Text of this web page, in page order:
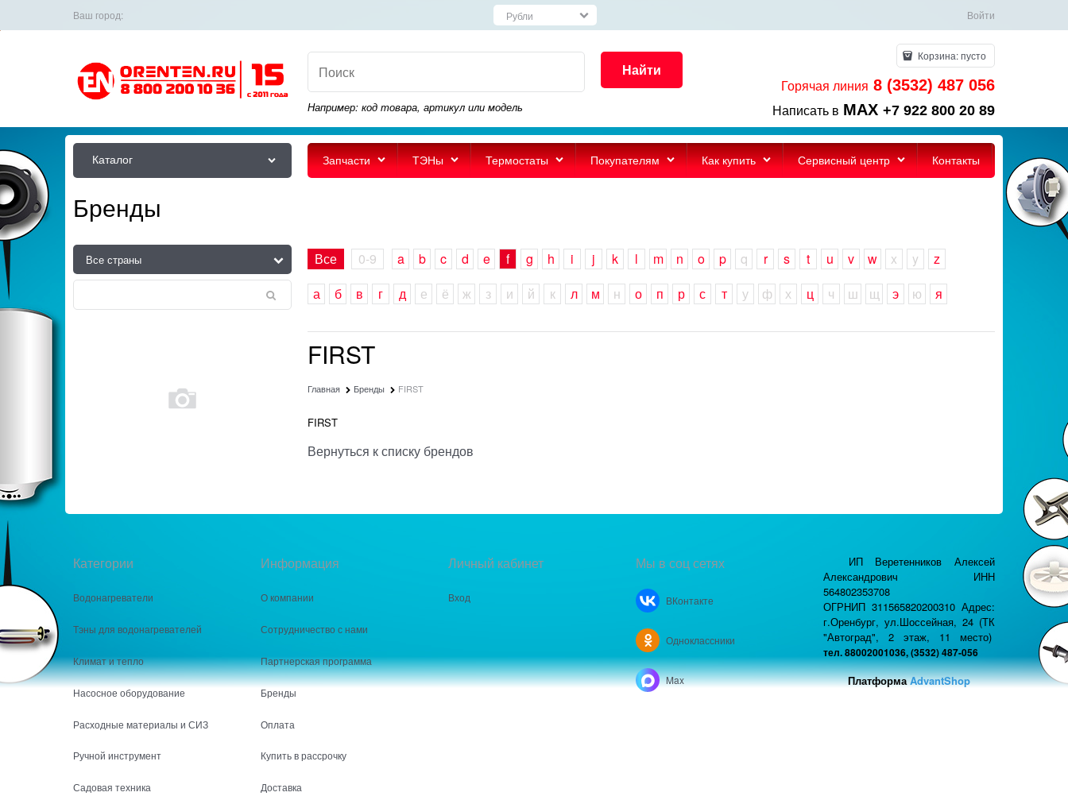
Ваш город: Войти
Найти
Например: код товара, артикул или модель
Корзина:пусто
Горячая линия 8 (3532) 487 056
Написать в MAX +7 922 800 20 89
Каталог Запчасти ТЭНы Термостаты Покупателям Как купить Сервисный центр Контакты
Бренды
Все 0-9 a b c d e f g h i j k l m n o p q r s t u v w x y
z
а
б в г д е ё ж з и й к л м н о п р с т у ф х ц ч ш щ э ю я
FIRST
Главная Бренды FIRST
FIRST
Вернуться к списку брендов
Категории
Водонагреватели
Тэны для водонагревателей
Климат и тепло
Насосное оборудование
Расходные материалы и СИЗ
Ручной инструмент
Садовая техника
Информация
О компании
Сотрудничество с нами
Партнерская программа
Бренды
Оплата
Купить в рассрочку
Доставка
Личный кабинет
Вход
Мы в соц сетях
ВКонтакте
Одноклассники
Max
ИП Веретенников Алексей
Александрович ИНН
564802353708
ОГРНИП 311565820200310 Адрес:
г.Оренбург, ул.Шоссейная, 24 (ТК
"Автоград", 2 этаж, 11 место)
тел. 88002001036, (3532) 487-056
ПлатформаAdvantShop